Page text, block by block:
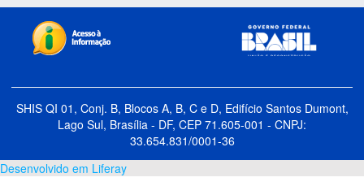
SHIS QI 01, Conj. B, Blocos A, B, C e D, Edifício Santos Dumont,
Lago Sul, Brasília - DF, CEP 71.605-001 - CNPJ:
33.654.831/0001-36
Desenvolvido em Liferay